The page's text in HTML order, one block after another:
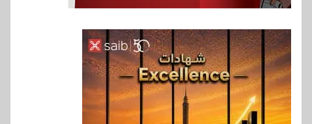
6
بنوك
بنك QNB مصر يعزز جاهزية
المشروعات الصغيرة والمتوسطة
للنمو والتوسع